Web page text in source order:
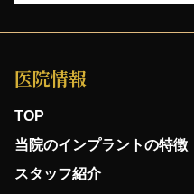
医院情報
TOP
当院のインプラントの特徴
スタッフ紹介